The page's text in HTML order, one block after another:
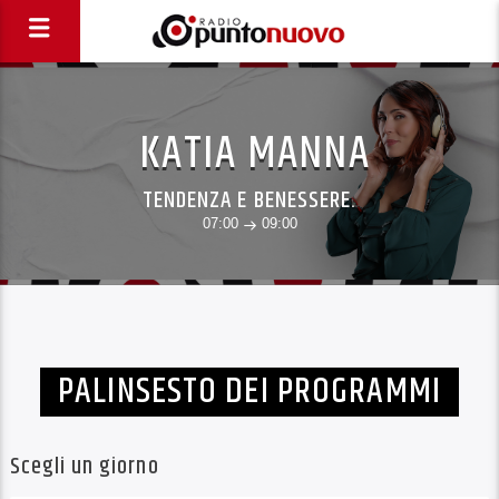
KATIA MANNA
TENDENZA E BENESSERE.
07:00 09:00
PALINSESTO DEI PROGRAMMI
Scegli un giorno